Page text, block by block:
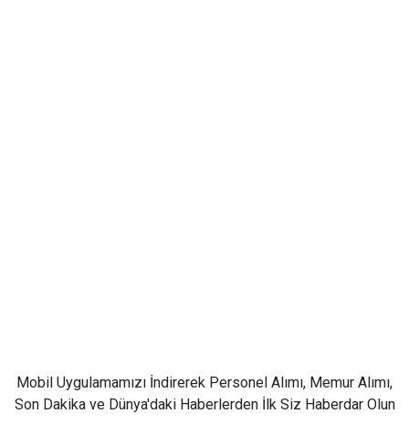
Mobil Uygulamamızı İndirerek Personel Alımı, Memur Alımı,
Son Dakika ve Dünya'daki Haberlerden İlk Siz Haberdar Olun